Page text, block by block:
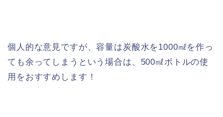
個人的な意見ですが、容量は炭酸水を1000㎖を作っ
ても余ってしまうという場合は、500㎖ボトルの使
用をおすすめします！